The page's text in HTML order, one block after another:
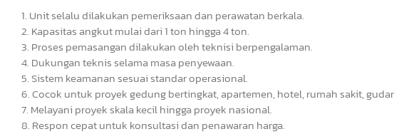
1. Unit selalu dilakukan pemeriksaan dan perawatan berkala.
2. Kapasitas angkut mulai dari 1 ton hingga 4 ton.
3. Proses pemasangan dilakukan oleh teknisi berpengalaman.
4. Dukungan teknis selama masa penyewaan.
5. Sistem keamanan sesuai standar operasional.
6. Cocok untuk proyek gedung bertingkat, apartemen, hotel, rumah sakit,
7. Melayani proyek skala kecil hingga proyek nasional.
8. Respon cepat untuk konsultasi dan penawaran harga.